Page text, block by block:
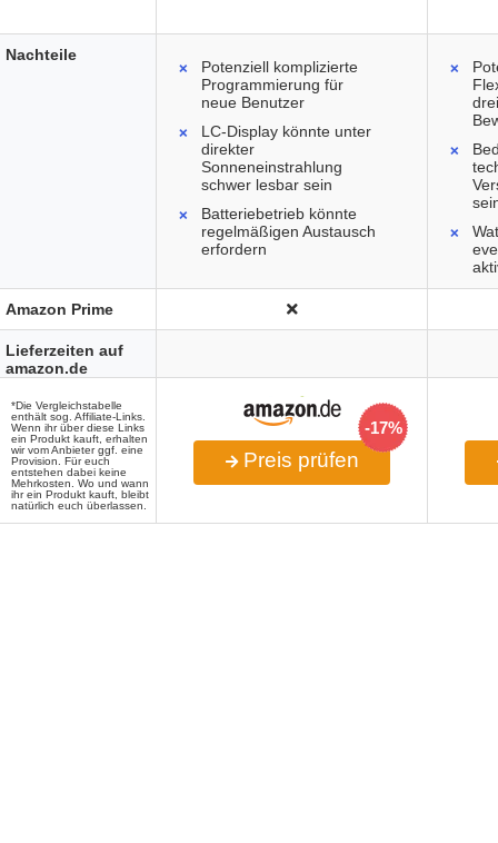
Potenziell komplizierte
Programmierung für
neue Benutzer
LC-Display könnte unter
direkter
Sonneneinstrahlung
schwer lesbar sein
Batteriebetrieb könnte
regelmäßigen Austausch
erfordern
-17%
Preis prüfen
Nachteile
Amazon Prime
Lieferzeiten auf
amazon.de
*Die Vergleichstabelle
enthält sog. Affiliate-Links.
Wenn ihr über diese Links
ein Produkt kauft, erhalten
wir vom Anbieter ggf. eine
Provision. Für euch
entstehen dabei keine
Mehrkosten. Wo und wann
ihr ein Produkt kauft, bleibt
natürlich euch überlassen.